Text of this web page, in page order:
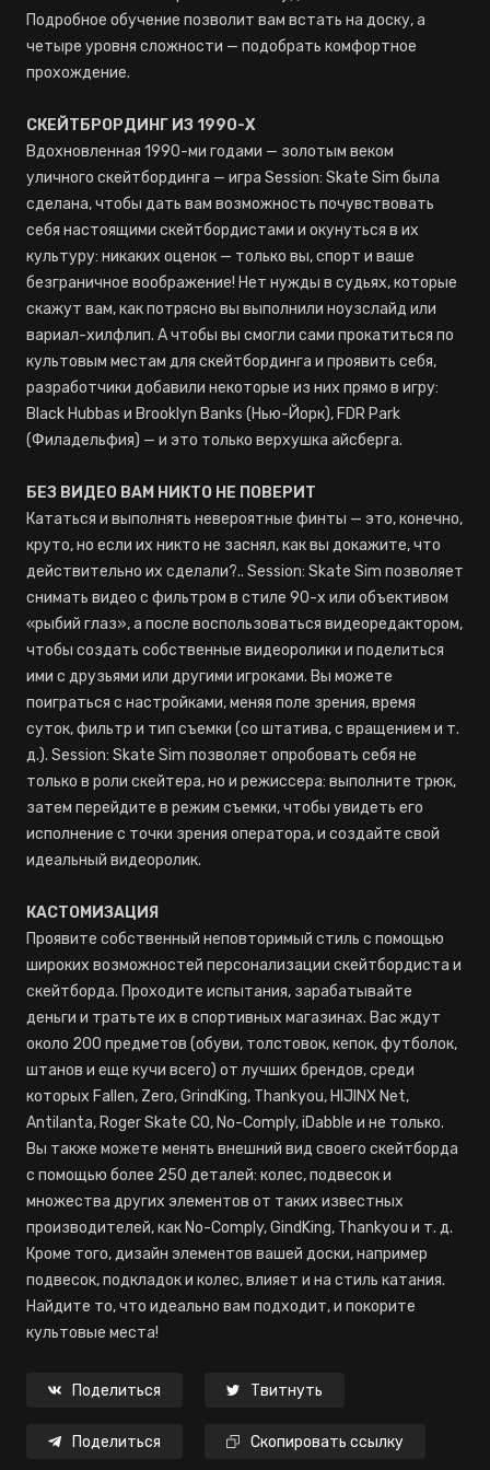
Подробное обучение позволит вам встать на доску, а
четыре уровня сложности — подобрать комфортное
прохождение.
СКЕЙТБРОРДИНГ ИЗ 1990-Х
Вдохновленная 1990-ми годами — золотым веком
уличного скейтбординга — игра Session: Skate Sim была
сделана, чтобы дать вам возможность почувствовать
себя настоящими скейтбордистами и окунуться в их
культуру: никаких оценок — только вы, спорт и ваше
безграничное воображение! Нет нужды в судьях, которые
скажут вам, как потрясно вы выполнили ноузслайд или
вариал-хилфлип. А чтобы вы смогли сами прокатиться по
культовым местам для скейтбординга и проявить себя,
разработчики добавили некоторые из них прямо в игру:
Black Hubbas и Brooklyn Banks (Нью-Йорк), FDR Park
(Филадельфия) — и это только верхушка айсберга.
БЕЗ ВИДЕО ВАМ НИКТО НЕ ПОВЕРИТ
Кататься и выполнять невероятные финты — это, конечно,
круто, но если их никто не заснял, как вы докажите, что
действительно их сделали?.. Session: Skate Sim позволяет
снимать видео с фильтром в стиле 90-х или объективом
«рыбий глаз», а после воспользоваться видеоредактором,
чтобы создать собственные видеоролики и поделиться
ими с друзьями или другими игроками. Вы можете
поиграться с настройками, меняя поле зрения, время
суток, фильтр и тип съемки (со штатива, с вращением и т.
д.). Session: Skate Sim позволяет опробовать себя не
только в роли скейтера, но и режиссера: выполните трюк,
затем перейдите в режим съемки, чтобы увидеть его
исполнение с точки зрения оператора, и создайте свой
идеальный видеоролик.
КАСТОМИЗАЦИЯ
Проявите собственный неповторимый стиль с помощью
широких возможностей персонализации скейтбордиста и
скейтборда. Проходите испытания, зарабатывайте
деньги и тратьте их в спортивных магазинах. Вас ждут
около 200 предметов (обуви, толстовок, кепок, футболок,
штанов и еще кучи всего) от лучших брендов, среди
которых Fallen, Zero, GrindKing, Thankyou, HIJINX Net,
Antilanta, Roger Skate CO, No-Comply, iDabble и не только.
Вы также можете менять внешний вид своего скейтборда
с помощью более 250 деталей: колес, подвесок и
множества других элементов от таких известных
производителей, как No-Comply, GindKing, Thankyou и т. д.
Кроме того, дизайн элементов вашей доски, например
подвесок, подкладок и колес, влияет и на стиль катания.
Найдите то, что идеально вам подходит, и покорите
культовые места!
Поделиться Твитнуть
Поделиться Скопировать ссылку